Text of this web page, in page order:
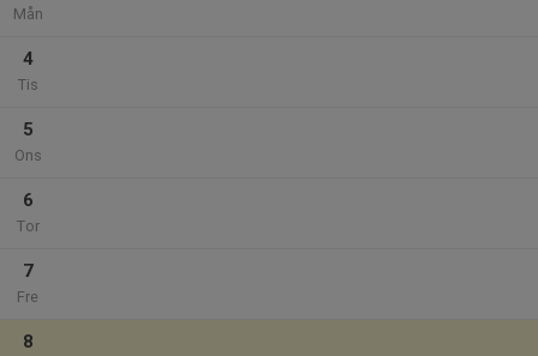
Mån
4
Tis
5
Ons
6
Tor
7
Fre
8